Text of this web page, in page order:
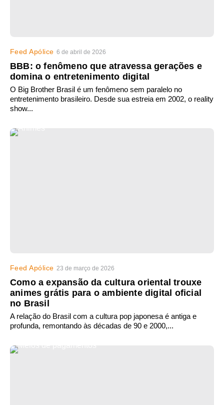
Feed Apólice 6 de abril de 2026
BBB: o fenômeno que atravessa gerações e
domina o entretenimento digital
O Big Brother Brasil é um fenômeno sem paralelo no
entretenimento brasileiro. Desde sua estreia em 2002, o reality
show...
Feed Apólice 23 de março de 2026
Como a expansão da cultura oriental trouxe
animes grátis para o ambiente digital oficial
no Brasil
A relação do Brasil com a cultura pop japonesa é antiga e
profunda, remontando às décadas de 90 e 2000,...